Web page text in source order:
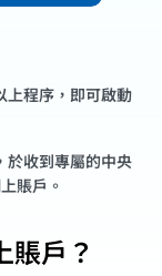
上程序，即可啟動
於收到專屬的中央
賬戶。
賬戶？